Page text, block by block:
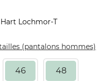
Lochmor-T
(pantalons hommes)
46 48